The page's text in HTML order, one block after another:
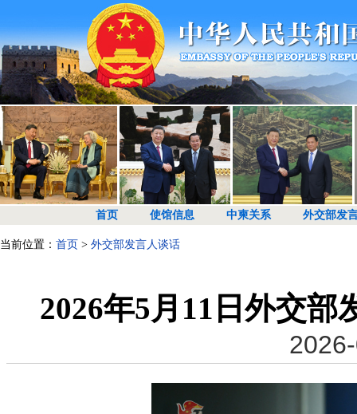
首页 使馆信息 中柬关系 外交部发
当前位置： 首页 > 外交部发言人谈话
2026年5月11日外交